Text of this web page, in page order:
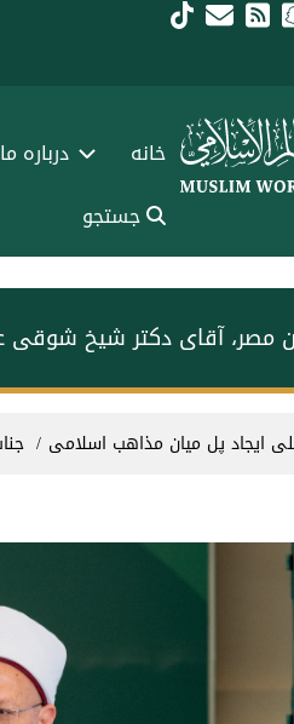
خانه درباره ما
جستجو
مصر، آقای دکتر شیخ شوقی
ایجاد پل میان مذاهب اسلامی